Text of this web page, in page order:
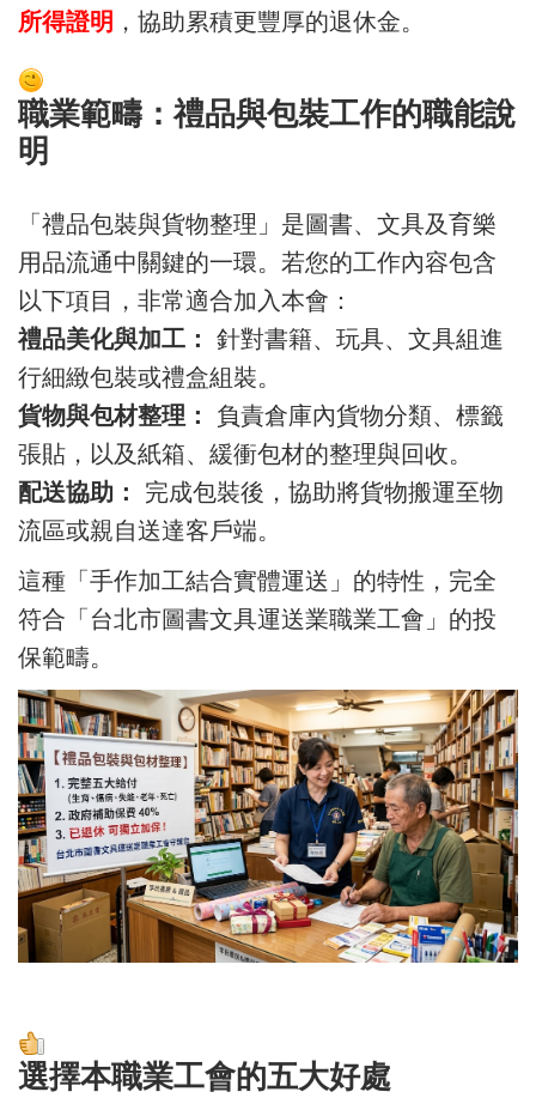
所得證明 ，協助累積更豐厚的退休金。
職業範疇：禮品與包裝工作的職能說
明
「禮品包裝與貨物整理」是圖書、文具及育樂
用品流通中關鍵的一環。若您的工作內容包含
以下項目，非常適合加入本會：
禮品美化與加工：
針對書籍、玩具、文具組進
行細緻包裝或禮盒組裝。
貨物與包材整理：
負責倉庫內貨物分類、標籤
張貼，以及紙箱、緩衝包材的整理與回收。
配送協助：
完成包裝後，協助將貨物搬運至物
流區或親自送達客戶端。
這種「手作加工結合實體運送」的特性，完全
符合「台北市圖書文具運送業職業工會」的投
保範疇。
選擇本職業工會的五大好處